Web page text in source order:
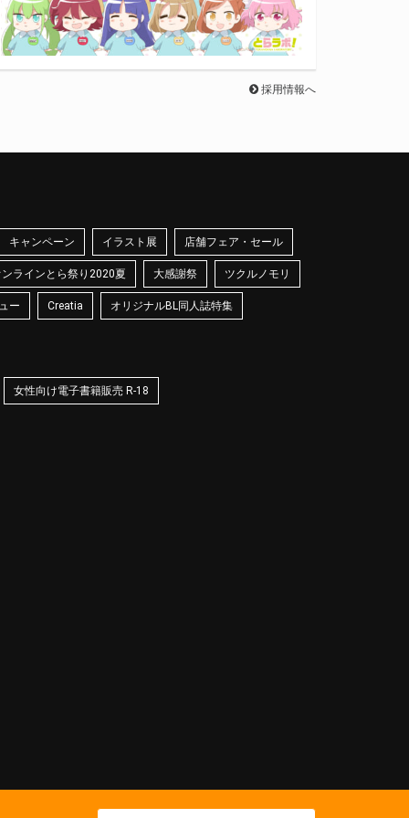
採用情報へ
キャンペーン イラスト展 店舗フェア・セール
ラインとら祭り2020夏 大感謝祭 ツクルノモリ
ー Creatia オリジナルBL同人誌特集
女性向け電子書籍販売 R-18